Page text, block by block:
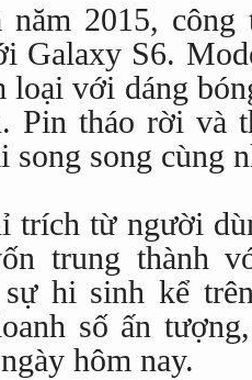
2015, công
Galaxy S6.
với dáng
Pin tháo rời và
song song cùng
trích từ người
trung thành
hi sinh kể
số ấn
hôm nay.